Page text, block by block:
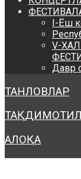
I-Ёш
V-
Давр
ТАНЛОВЛАР
АЛОҚА